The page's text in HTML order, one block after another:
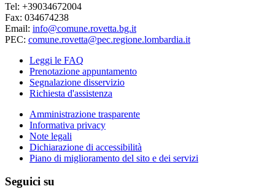
Tel: +39034672004
Fax: 034674238
Email: info@comune.rovetta.bg.it
PEC: comune.rovetta@pec.regione.lombardia.it
Leggi le FAQ
Prenotazione appuntamento
Segnalazione disservizio
Richiesta d'assistenza
Amministrazione trasparente
Informativa privacy
Note legali
Dichiarazione di accessibilità
Piano di miglioramento del sito e dei servizi
Seguici su